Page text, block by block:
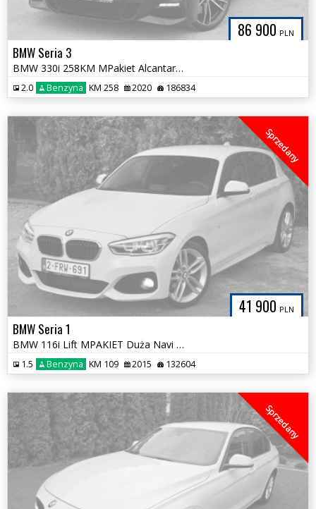
86 900 PLN
BMW Seria 3
BMW 330i 258KM MPakiet Alcantara HiFi FULL LED Serwis ASO Zadbana
2.0 Benzyna KM 258 2020 186834
41 900 PLN
Sprzedany
BMW Seria 1
BMW 116i Lift MPAKIET Duża Navi Alcantara FULL LED 100% Bezwypadkowa
1.5 Benzyna KM 109 2015 132604
Sprzedany